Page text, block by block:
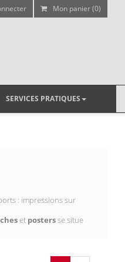
Mon panier (0)
SERVICES PRATIQUES
: impressions sur
et postersse situe